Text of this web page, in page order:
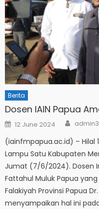
Berita
Dosen IAIN Papua
Posted
on
12 June 2024 Author
admin3
(iainfmpapua.ac.id) – Hilal
Lampu Satu Kabupaten
Jumat (7/6/2024). Dosen
Fattahul Muluk Papua
Falakiyah Provinsi Papua
menyampaikan hal ini